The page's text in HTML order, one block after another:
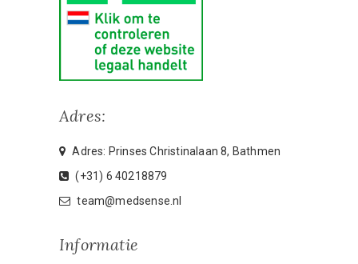
Adres:
Adres: Prinses Christinalaan 8, Bathmen
(+31) 6 40218879
team@medsense.nl
Informatie